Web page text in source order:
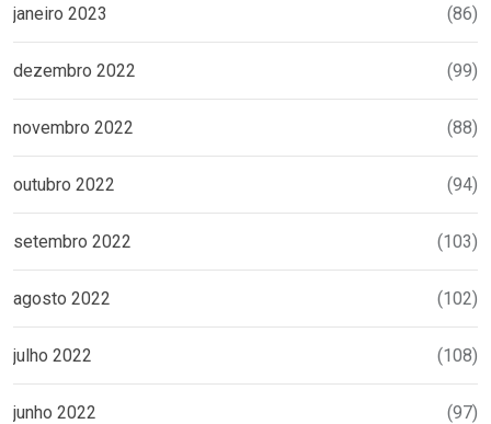
janeiro 2023 (86)
dezembro 2022 (99)
novembro 2022 (88)
outubro 2022 (94)
setembro 2022 (103)
agosto 2022 (102)
julho 2022 (108)
junho 2022 (97)